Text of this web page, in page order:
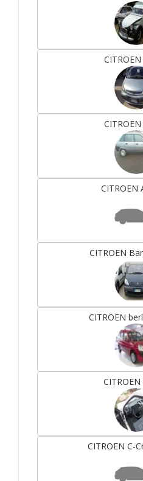
CITROEN
CITROEN
CITROEN
CITROEN
CITROEN
CITROEN C-